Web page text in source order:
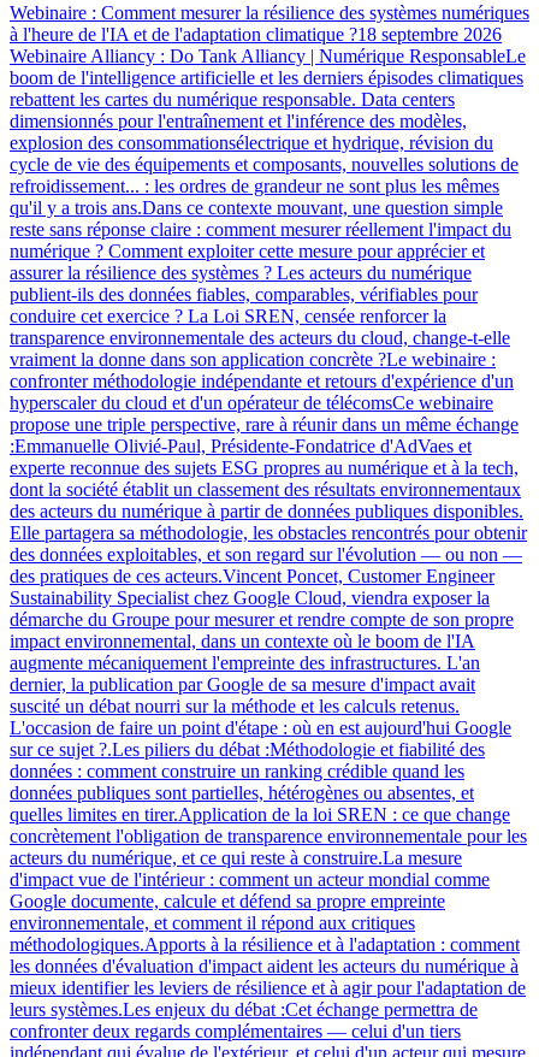
Webinaire : Comment mesurer la résilience des systèmes numériques
à l'heure de l'IA et de l'adaptation climatique ?18 septembre 2026
Webinaire Alliancy : Do Tank Alliancy | Numérique ResponsableLe
boom de l'intelligence artificielle et les derniers épisodes climatiques
rebattent les cartes du numérique responsable. Data centers
dimensionnés pour l'entraînement et l'inférence des modèles,
explosion des consommationsélectrique et hydrique, révision du
cycle de vie des équipements et composants, nouvelles solutions de
refroidissement... : les ordres de grandeur ne sont plus les mêmes
qu'il y a trois ans.Dans ce contexte mouvant, une question simple
reste sans réponse claire : comment mesurer réellement l'impact du
numérique ? Comment exploiter cette mesure pour apprécier et
assurer la résilience des systèmes ? Les acteurs du numérique
publient-ils des données fiables, comparables, vérifiables pour
conduire cet exercice ? La Loi SREN, censée renforcer la
transparence environnementale des acteurs du cloud, change-t-elle
vraiment la donne dans son application concrète ?Le webinaire :
confronter méthodologie indépendante et retours d'expérience d'un
hyperscaler du cloud et d'un opérateur de télécomsCe webinaire
propose une triple perspective, rare à réunir dans un même échange
:Emmanuelle Olivié-Paul, Présidente-Fondatrice d'AdVaes et
experte reconnue des sujets ESG propres au numérique et à la tech,
dont la société établit un classement des résultats environnementaux
des acteurs du numérique à partir de données publiques disponibles.
Elle partagera sa méthodologie, les obstacles rencontrés pour obtenir
des données exploitables, et son regard sur l'évolution — ou non —
des pratiques de ces acteurs.Vincent Poncet, Customer Engineer
Sustainability Specialist chez Google Cloud, viendra exposer la
démarche du Groupe pour mesurer et rendre compte de son propre
impact environnemental, dans un contexte où le boom de l'IA
augmente mécaniquement l'empreinte des infrastructures. L'an
dernier, la publication par Google de sa mesure d'impact avait
suscité un débat nourri sur la méthode et les calculs retenus.
L'occasion de faire un point d'étape : où en est aujourd'hui Google
sur ce sujet ?.Les piliers du débat :Méthodologie et fiabilité des
données : comment construire un ranking crédible quand les
données publiques sont partielles, hétérogènes ou absentes, et
quelles limites en tirer.Application de la loi SREN : ce que change
concrètement l'obligation de transparence environnementale pour les
acteurs du numérique, et ce qui reste à construire.La mesure
d'impact vue de l'intérieur : comment un acteur mondial comme
Google documente, calcule et défend sa propre empreinte
environnementale, et comment il répond aux critiques
méthodologiques.Apports à la résilience et à l'adaptation : comment
les données d'évaluation d'impact aident les acteurs du numérique à
mieux identifier les leviers de résilience et à agir pour l'adaptation de
leurs systèmes.Les enjeux du débat :Cet échange permettra de
confronter deux regards complémentaires — celui d'un tiers
indépendant qui évalue de l'extérieur, et celui d'un acteur qui mesure